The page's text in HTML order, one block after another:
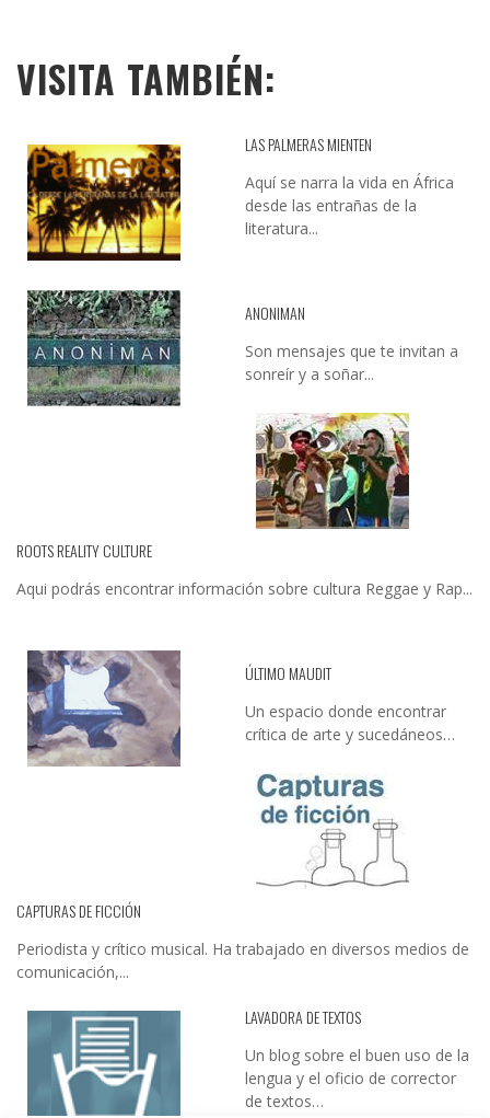
VISITA TAMBIÉN:
LAS PALMERAS MIENTEN
Aquí se narra la vida en África
desde las entrañas de la
literatura...
ANONIMAN
Son mensajes que te invitan a
sonreír y a soñar...
ROOTS REALITY CULTURE
Aqui podrás encontrar información sobre cultura Reggae y Rap...
ÚLTIMO MAUDIT
Un espacio donde encontrar
crítica de arte y sucedáneos…
CAPTURAS DE FICCIÓN
Periodista y crítico musical. Ha trabajado en diversos medios de
comunicación,...
LAVADORA DE TEXTOS
Un blog sobre el buen uso de la
lengua y el oficio de corrector
de textos…